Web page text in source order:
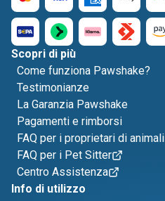
Scopri di più
Come funziona Pawshake?
Testimonianze
La Garanzia Pawshake
Pagamenti e rimborsi
FAQ per i proprietari di animali
FAQ per i Pet Sitter
Centro Assistenza
Info di utilizzo